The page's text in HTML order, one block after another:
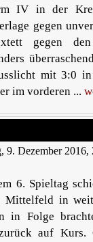
IV in der
gegen
gegen den
mit 3:0
im vorderen ...
9. Dezember
6. Spieltag
Mittelfeld in
in Folge
auf Kurs.